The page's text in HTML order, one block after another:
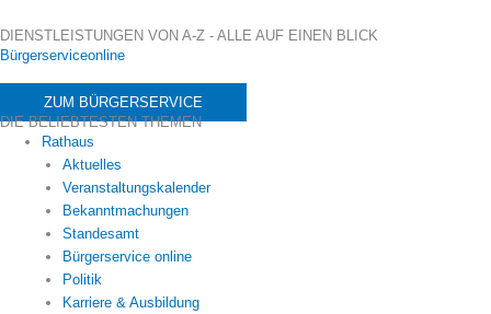
DIENSTLEISTUNGEN VON A-Z - ALLE AUF EINEN BLICK
Bürgerserviceonline
ZUM BÜRGERSERVICE
DIE BELIEBTESTEN THEMEN
Rathaus
Aktuelles
Veranstaltungskalender
Bekanntmachungen
Standesamt
Bürgerservice online
Politik
Karriere & Ausbildung